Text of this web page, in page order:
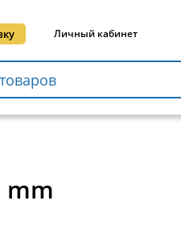
Личный кабинет
mm